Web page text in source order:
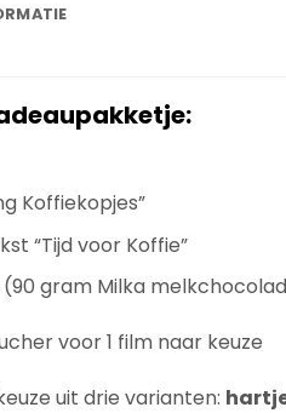
Koffiekopjes”
“Tijd voor Koffie”
gram Milka
voor 1 film naar keuze
uit drie varianten: